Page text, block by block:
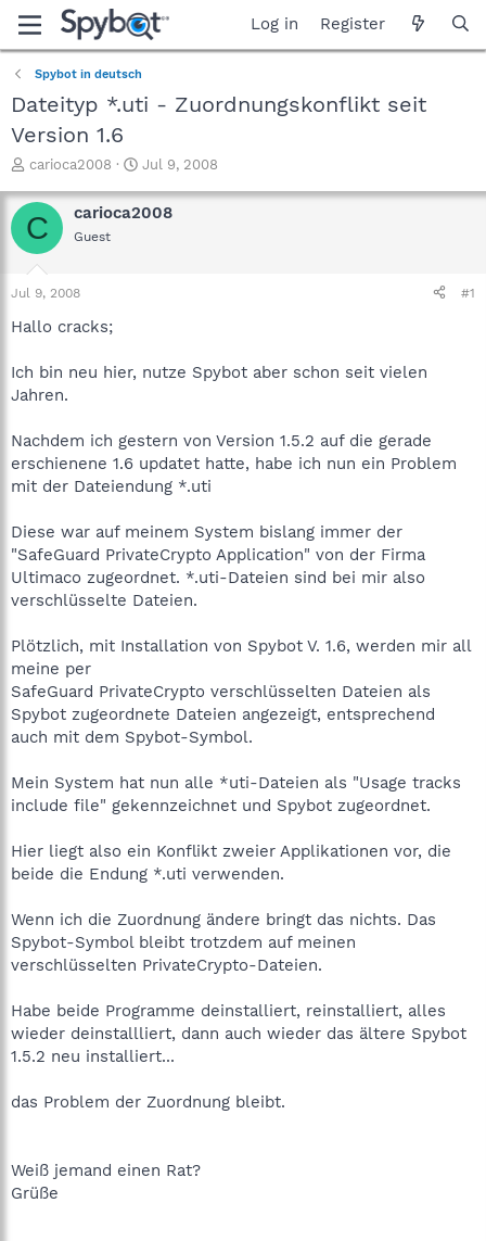
Log in Register
Spybot in deutsch
Dateityp *.uti - Zuordnungskonflikt seit
Version 1.6
T
r
e
a
t
a
e
r
carioca2008
S
a
r
Jul 9, 2008
C carioca2008
Guest
Jul 9, 2008 #1
Hallo cracks;
Ich bin neu hier, nutze Spybot aber schon seit vielen
Jahren.
Nachdem ich gestern von Version 1.5.2 auf die gerade
erschienene 1.6 updatet hatte, habe ich nun ein Problem
mit der Dateiendung *.uti
Diese war auf meinem System bislang immer der
"SafeGuard PrivateCrypto Application" von der Firma
Ultimaco zugeordnet. *.uti-Dateien sind bei mir also
verschlüsselte Dateien.
Plötzlich, mit Installation von Spybot V. 1.6, werden mir all
meine per
SafeGuard PrivateCrypto verschlüsselten Dateien als
Spybot zugeordnete Dateien angezeigt, entsprechend
auch mit dem Spybot-Symbol.
Mein System hat nun alle *uti-Dateien als "Usage tracks
include file" gekennzeichnet und Spybot zugeordnet.
Hier liegt also ein Konflikt zweier Applikationen vor, die
beide die Endung *.uti verwenden.
Wenn ich die Zuordnung ändere bringt das nichts. Das
Spybot-Symbol bleibt trotzdem auf meinen
verschlüsselten PrivateCrypto-Dateien.
Habe beide Programme deinstalliert, reinstalliert, alles
wieder deinstallliert, dann auch wieder das ältere Spybot
1.5.2 neu installiert...
das Problem der Zuordnung bleibt.
Weiß jemand einen Rat?
Grüße